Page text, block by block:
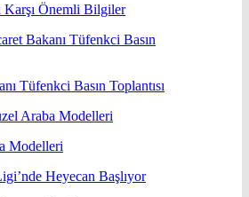
Karşı Önemli Bilgiler
Tüfenkci Basın Toplantısı
Modelleri